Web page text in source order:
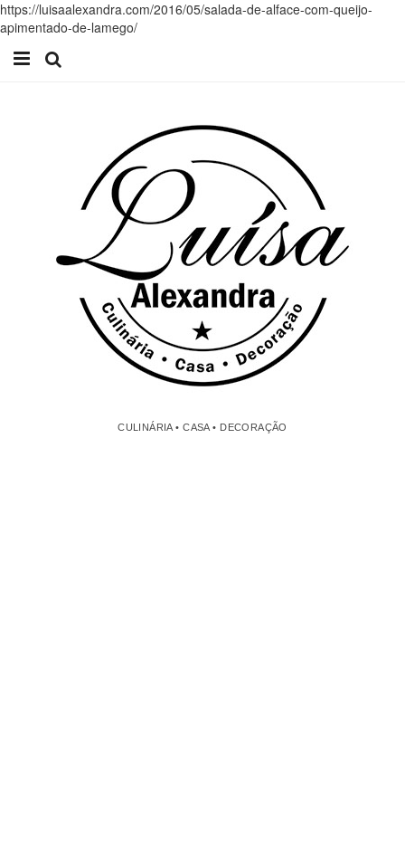
https://luisaalexandra.com/2016/05/salada-de-alface-com-queijo-
apimentado-de-lamego/
CULINÁRIA • CASA • DECORAÇÃO